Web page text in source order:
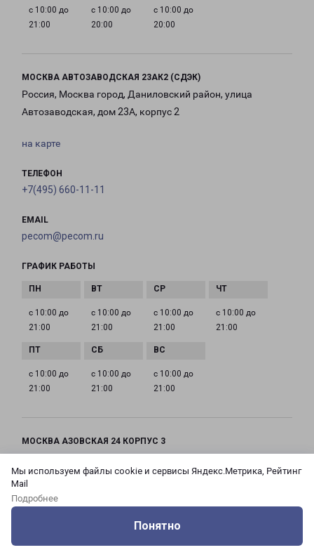
Мы используем файлы cookie и сервисы Яндекс.Метрика, Рейтинг
Mail
Подробнее
Понятно
с 10:00 до
21:00
с 10:00 до
20:00
с 10:00 до
20:00
МОСКВА АВТОЗАВОДСКАЯ 23АК2 (СДЭК)
Россия, Москва город, Даниловский район, улица
Автозаводская, дом 23А, корпус 2
на карте
ТЕЛЕФОН
+7(495) 660-11-11
EMAIL
pecom@pecom.ru
ГРАФИК РАБОТЫ
с 10:00 до
21:00
с 10:00 до
21:00
с 10:00 до
21:00
с 10:00 до
21:00
с 10:00 до
21:00
с 10:00 до
21:00
с 10:00 до
21:00
МОСКВА АЗОВСКАЯ 24 КОРПУС 3
Азовская, дом 24, корпус 3
на карте